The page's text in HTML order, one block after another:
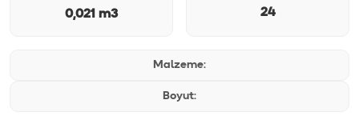
0,021 m3 24
Malzeme:
Boyut: